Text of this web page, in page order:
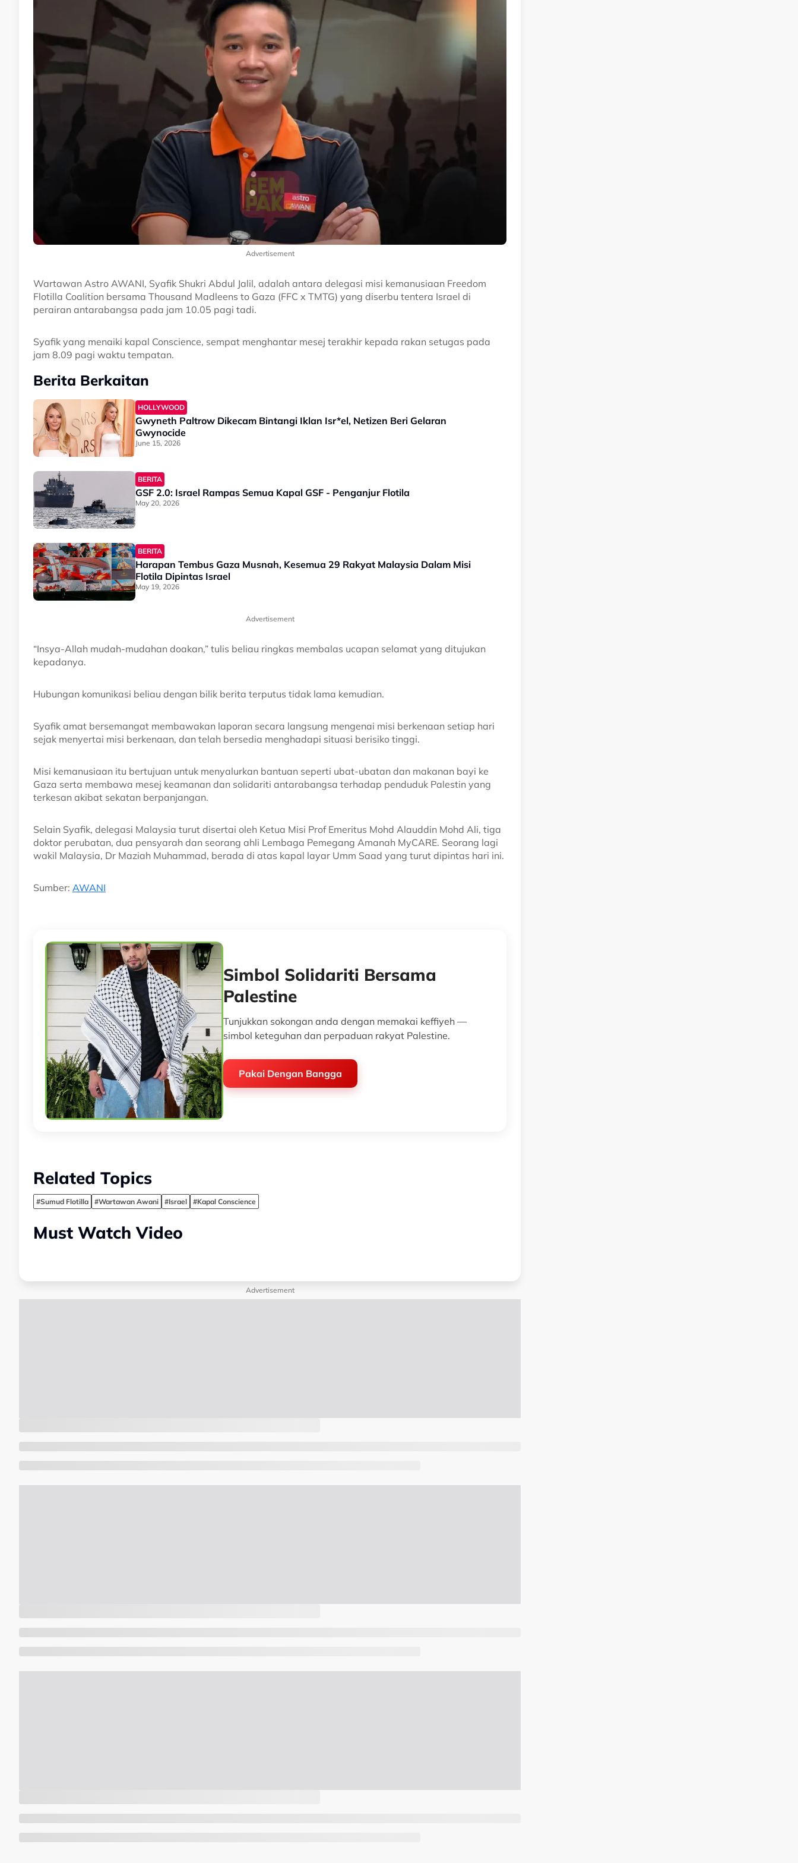
Advertisement
Wartawan Astro AWANI, Syafik Shukri Abdul Jalil, adalah antara delegasi misi kemanusiaan Freedom
Flotilla Coalition bersama Thousand Madleens to Gaza (FFC x TMTG) yang diserbu tentera Israel di
perairan antarabangsa pada jam 10.05 pagi tadi.
Syafik yang menaiki kapal Conscience, sempat menghantar mesej terakhir kepada rakan setugas pada
jam 8.09 pagi waktu tempatan.
Berita Berkaitan
HOLLYWOOD
Gwyneth Paltrow Dikecam Bintangi Iklan Isr*el, Netizen Beri Gelaran
Gwynocide
June 15, 2026
BERITA
GSF 2.0: Israel Rampas Semua Kapal GSF - Penganjur Flotila
May 20, 2026
BERITA
Harapan Tembus Gaza Musnah, Kesemua 29 Rakyat Malaysia Dalam Misi
Flotila Dipintas Israel
May 19, 2026
Advertisement
“Insya-Allah mudah-mudahan doakan,” tulis beliau ringkas membalas ucapan selamat yang ditujukan
kepadanya.
Hubungan komunikasi beliau dengan bilik berita terputus tidak lama kemudian.
Syafik amat bersemangat membawakan laporan secara langsung mengenai misi berkenaan setiap hari
sejak menyertai misi berkenaan, dan telah bersedia menghadapi situasi berisiko tinggi.
Misi kemanusiaan itu bertujuan untuk menyalurkan bantuan seperti ubat-ubatan dan makanan bayi ke
Gaza serta membawa mesej keamanan dan solidariti antarabangsa terhadap penduduk Palestin yang
terkesan akibat sekatan berpanjangan.
Selain Syafik, delegasi Malaysia turut disertai oleh Ketua Misi Prof Emeritus Mohd Alauddin Mohd Ali, tiga
doktor perubatan, dua pensyarah dan seorang ahli Lembaga Pemegang Amanah MyCARE. Seorang lagi
wakil Malaysia, Dr Maziah Muhammad, berada di atas kapal layar Umm Saad yang turut dipintas hari ini.
Sumber: AWANI
Simbol Solidariti Bersama
Palestine
Tunjukkan sokongan anda dengan memakai keffiyeh —
simbol keteguhan dan perpaduan rakyat Palestine.
Pakai Dengan Bangga
Related Topics
#Sumud Flotilla #Wartawan Awani #Israel #Kapal Conscience
Must Watch Video
Advertisement